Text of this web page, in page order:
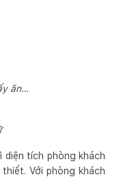
ăn…
diện tích phòng khách
Với phòng khách